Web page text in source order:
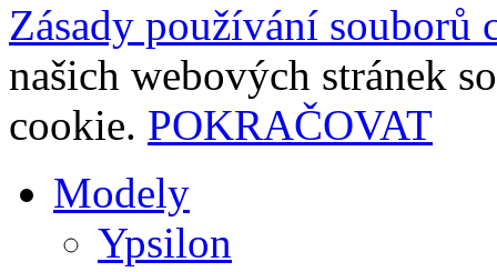
Zásady používání souborů
našich webových stránek
cookie. POKRAČOVAT
Modely
Ypsilon